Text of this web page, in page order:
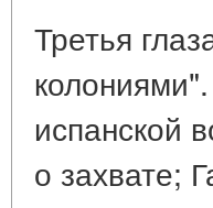
Третья
испанской
о захвате;